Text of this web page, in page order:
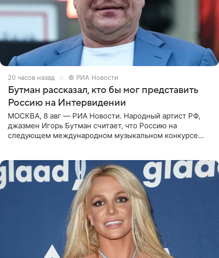
20 часов назад © РИА Новости
Бутман рассказал, кто бы мог представить
Россию на Интервидении
МОСКВА, 8 авг — РИА Новости. Народный артист РФ,
джазмен Игорь Бутман считает, что Россию на
следующем международном музыкальном конкурсе